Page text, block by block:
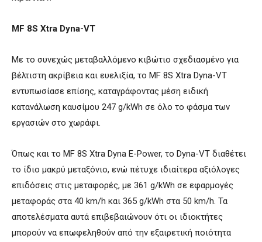
MF 8S Xtra Dyna-VT
Με το συνεχώς μεταβαλλόμενο κιβώτιο σχεδιασμένο για
βέλτιστη ακρίβεια και ευελιξία, το MF 8S Xtra Dyna-VT
εντυπωσίασε επίσης, καταγράφοντας μέση ειδική
κατανάλωση καυσίμου 247 g/kWh σε όλο το φάσμα των
εργασιών στο χωράφι.
Όπως και το MF 8S Xtra Dyna E-Power, το Dyna-VT διαθέτει
το ίδιο μακρύ μεταξόνιο, ενώ πέτυχε ιδιαίτερα αξιόλογες
επιδόσεις στις μεταφορές, με 361 g/kWh σε εφαρμογές
μεταφοράς στα 40 km/h και 365 g/kWh στα 50 km/h. Τα
αποτελέσματα αυτά επιβεβαιώνουν ότι οι ιδιοκτήτες
μπορούν να επωφεληθούν από την εξαιρετική ποιότητα